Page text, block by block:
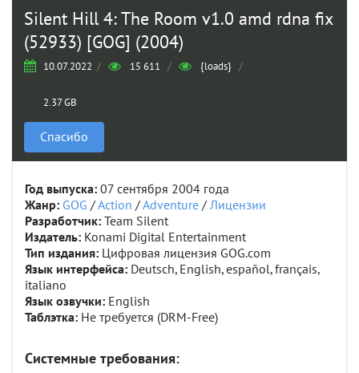
Silent Hill 4: The Room v1.0 amd rdna fix
(52933) [GOG] (2004)
10.07.2022 / 15 611 / {loads} /
2.37 GB
Спасибо
Год выпуска: 07 сентября 2004 года
Жанр: GOG /Action /Adventure / Лицензии
Разработчик: Team Silent
Издатель: Konami Digital Entertainment
Тип издания: Цифровая лицензия GOG.com
Язык интерфейса: Deutsch, English, español, français,
italiano
Язык озвучки: English
Таблэтка: Не требуется (DRM-Free)
Системные требования: